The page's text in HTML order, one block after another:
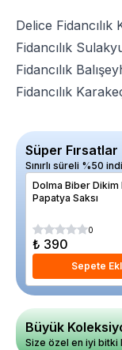
Delice Fidancılık
Fidancılık
Fidancılık
Fidancılık
Süper Fırsatlar
Sınırlı süreli %50
Dolma Biber Dikim
Papatya Saksı
0
₺ 390
Sepete
Büyük
Size özel en iyi